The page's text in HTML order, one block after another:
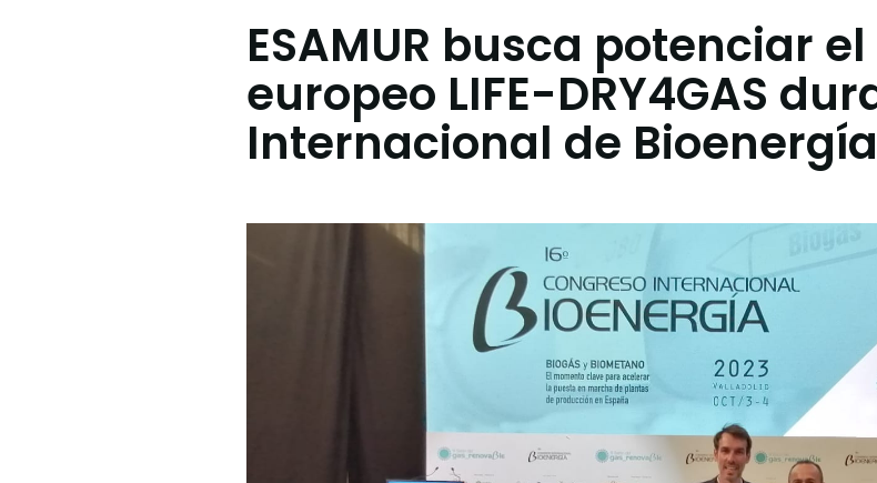
ESAMUR busca potenciar
europeo LIFE-DRY4GAS
Internacional de Bioenergía